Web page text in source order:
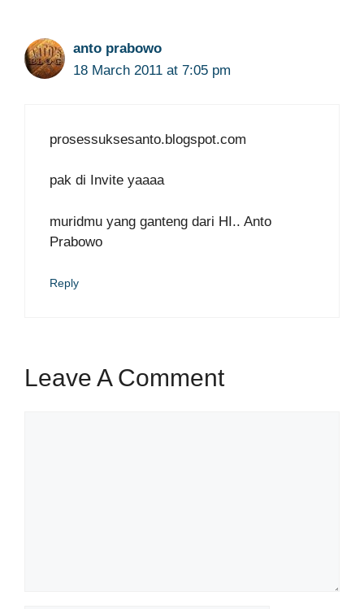
anto prabowo
18 March 2011 at 7:05 pm
prosessuksesanto.blogspot.com
pak di Invite yaaaa
muridmu yang ganteng dari HI.. Anto
Prabowo
Reply
Leave A Comment